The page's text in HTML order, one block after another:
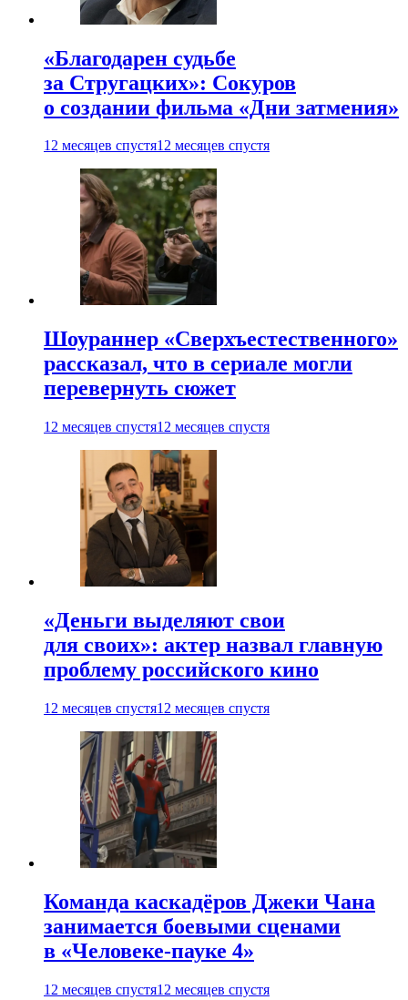
«Благодарен судьбе
за Стругацких»: Сокуров
о создании фильма «Дни затмения»
12 месяцев спустя12 месяцев спустя
Шоураннер «Сверхъестественного»
рассказал, что в сериале могли
перевернуть сюжет
12 месяцев спустя12 месяцев спустя
«Деньги выделяют свои
для своих»: актер назвал главную
проблему российского кино
12 месяцев спустя12 месяцев спустя
Команда каскадёров Джеки Чана
занимается боевыми сценами
в «Человеке-пауке 4»
12 месяцев спустя12 месяцев спустя